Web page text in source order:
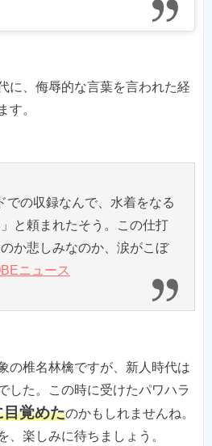
に、侮辱的な言葉を言われた経
す。
での収録なんで、水着をなる
と頼まれたそう。この仕打
か悲しみなのか、涙がこぼ
ニュース
の椎名林檎ですが、新人時代は
した。この時に受けたパワハラ
目覚めたのかもしれませんね。
、楽しみに待ちましょう。